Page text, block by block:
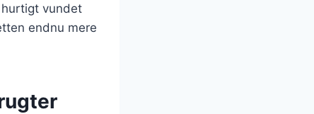
vundet
endnu mere